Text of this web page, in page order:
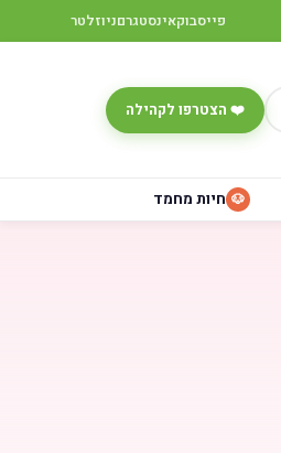
פייסבוקאינסטגרםניוזלטר
❤️ הצטרפו לקהילה
🐶 חיות מחמד